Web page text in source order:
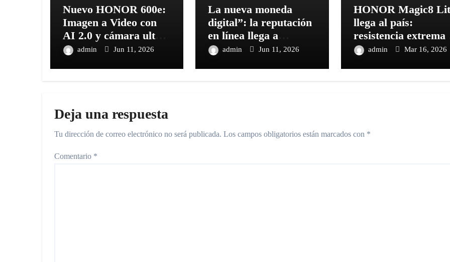
Nuevo HONOR 600e:
Imagen a Video con
AI 2.0 y cámara ultra
nítida de 108MP al
admin Jun 11, 2026
La nueva moneda
digital”: la reputación
en línea llega a
Expoturismo 2026
admin Jun 11, 2026
HONOR Magic8
llega al país:
resistencia extrema
suite de AI
admin Mar 16, 2026
Deja una respuesta
Tu dirección de correo electrónico no será publicada. Los campos obligatorios están marcados con *
Comentario *